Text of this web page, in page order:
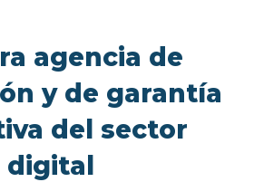
agencia de
y de garantía
del sector
digital